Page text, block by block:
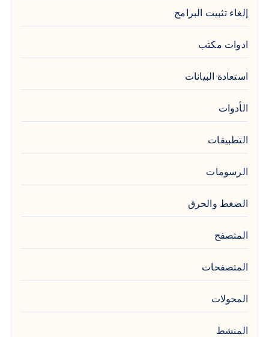
إلغاء تثبيت البرامج
ادوات مكتب
استعادة البيانات
الأدوات
التطبيقات
الرسومات
الضغط والحرق
المتصفح
المتصفحات
المحولات
المنشط